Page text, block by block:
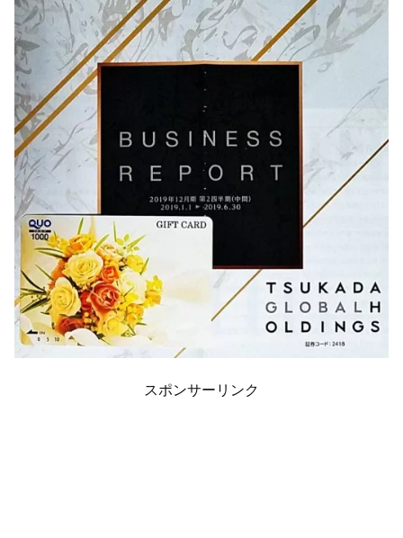
スポンサーリンク